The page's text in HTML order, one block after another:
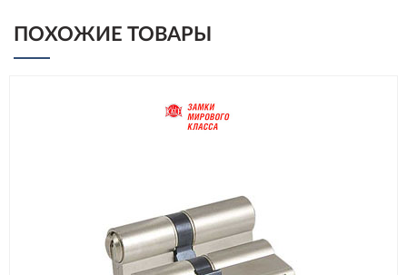
ПОХОЖИЕ ТОВАРЫ